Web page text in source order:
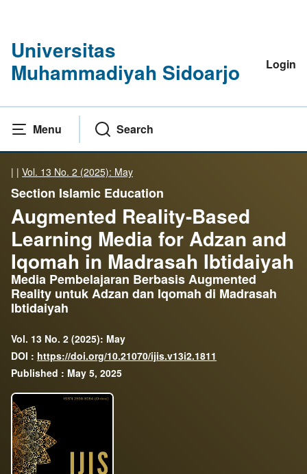
Universitas
Muhammadiyah Sidoarjo
Login
Menu Search
| | Vol. 13 No. 2 (2025): May
Section Islamic Education
Augmented Reality-Based
Learning Media for Adzan and
Iqomah in Madrasah Ibtidaiyah
Media Pembelajaran Berbasis Augmented
Reality untuk Adzan dan Iqomah di Madrasah
Ibtidaiyah
Vol. 13 No. 2 (2025): May
DOI : https://doi.org/10.21070/ijis.v13i2.1811
Published : May 5, 2025